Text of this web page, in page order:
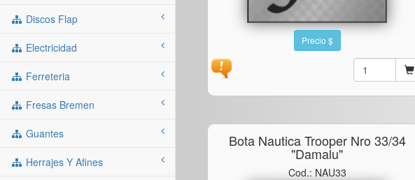
Discos Flap
Electricidad
Ferreteria
Fresas Bremen
Guantes
Herrajes Y Afines
Precio $
Bota Nautica Trooper Nro 33/34
"damalu"
Cod.: NAU33